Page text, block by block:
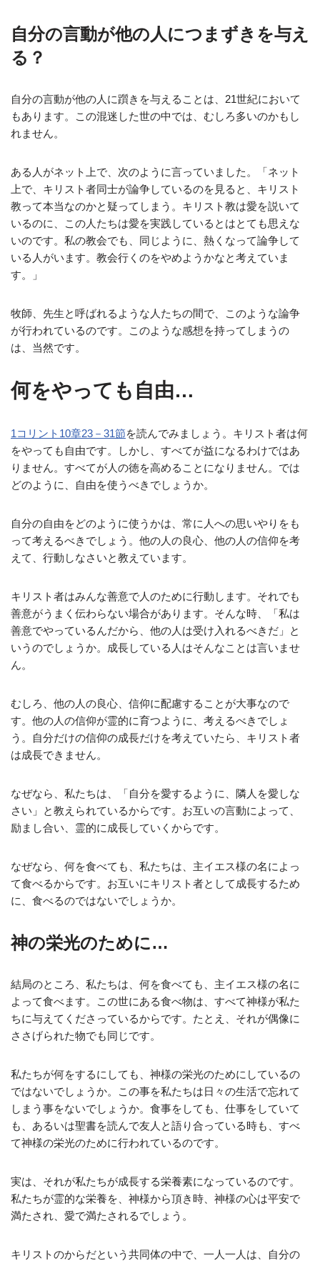
自分の言動が他の人につまずきを与え
る？
自分の言動が他の人に躓きを与えることは、21世紀において
もあります。この混迷した世の中では、むしろ多いのかもし
れません。
ある人がネット上で、次のように言っていました。「ネット
上で、キリスト者同士が論争しているのを見ると、キリスト
教って本当なのかと疑ってしまう。キリスト教は愛を説いて
いるのに、この人たちは愛を実践しているとはとても思えな
いのです。私の教会でも、同じように、熱くなって論争して
いる人がいます。教会行くのをやめようかなと考えていま
す。」
牧師、先生と呼ばれるような人たちの間で、このような論争
が行われているのです。このような感想を持ってしまうの
は、当然です。
何をやっても自由…
1コリント10章23－31節を読んでみましょう。キリスト者は何
をやっても自由です。しかし、すべてが益になるわけではあ
りません。すべてが人の徳を高めることになりません。では
どのように、自由を使うべきでしょうか。
自分の自由をどのように使うかは、常に人への思いやりをも
って考えるべきでしょう。他の人の良心、他の人の信仰を考
えて、行動しなさいと教えています。
キリスト者はみんな善意で人のために行動します。それでも
善意がうまく伝わらない場合があります。そんな時、「私は
善意でやっているんだから、他の人は受け入れるべきだ」と
いうのでしょうか。成長している人はそんなことは言いませ
ん。
むしろ、他の人の良心、信仰に配慮することが大事なので
す。他の人の信仰が霊的に育つように、考えるべきでしょ
う。自分だけの信仰の成長だけを考えていたら、キリスト者
は成長できません。
なぜなら、私たちは、「自分を愛するように、隣人を愛しな
さい」と教えられているからです。お互いの言動によって、
励まし合い、霊的に成長していくからです。
なぜなら、何を食べても、私たちは、主イエス様の名によっ
て食べるからです。お互いにキリスト者として成長するため
に、食べるのではないでしょうか。
神の栄光のために…
結局のところ、私たちは、何を食べても、主イエス様の名に
よって食べます。この世にある食べ物は、すべて神様が私た
ちに与えてくださっているからです。たとえ、それが偶像に
ささげられた物でも同じです。
私たちが何をするにしても、神様の栄光のためにしているの
ではないでしょうか。この事を私たちは日々の生活で忘れて
しまう事をないでしょうか。食事をしても、仕事をしていて
も、あるいは聖書を読んで友人と語り合っている時も、すべ
て神様の栄光のために行われているのです。
実は、それが私たちが成長する栄養素になっているのです。
私たちが霊的な栄養を、神様から頂き時、神様の心は平安で
満たされ、愛で満たされるでしょう。
キリストのからだという共同体の中で、一人一人は、自分の